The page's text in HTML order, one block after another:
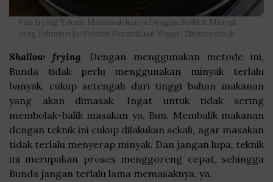
Pan frying Teknik Memasak hanya Dengan Sedikit Minyak
yang Dilumuri ke Seluruh Permukaan Wajan | Shutterstock
Shallow frying. Dengan menggunakan metode ini,
Bunda tidak perlu menggunakan minyak terlalu
banyak, cukup setengah dari tinggi bahan makanan
yang akan dimasak. Ingat untuk tidak sering
membolak-balik masakan ya, Bun. Membalik makanan
dengan teknik ini cukup dilakukan sekali, agar masakan
tidak terlalu menyerap minyak. Dan jangan lupa, teknik
ini merupakan proses menggoreng cepat, sehingga
Bunda jangan terlalu lama memasaknya, ya.